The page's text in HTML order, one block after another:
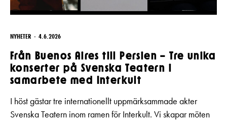
NYHETER 4.6.2026
Från Buenos Aires till Persien – Tre unika
konserter på Svenska Teatern i
samarbete med Interkult
I höst gästar tre internationellt uppmärksammade akter
Svenska Teatern inom ramen för Interkult. Vi skapar möten